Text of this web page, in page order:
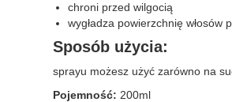
chroni przed wilgocią
wygładza powierzchnię włosów
Sposób użycia:
sprayu możesz użyć zarówno na
Pojemność: 200ml